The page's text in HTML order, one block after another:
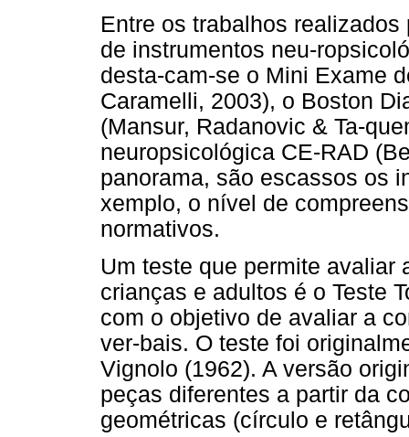
Entre os trabalhos
de instrumentos neu-
desta-cam-se o Mini Exame
Caramelli, 2003), o Boston
(Mansur, Radanovic & Ta-
neuropsicológica CE-RAD
panorama, são escassos os
xemplo, o nível de
normativos.
Um teste que permite avaliar
crianças e adultos é o Teste
com o objetivo de avaliar a
ver-bais. O teste foi
Vignolo (1962). A versão
peças diferentes a partir da
geométricas (círculo e